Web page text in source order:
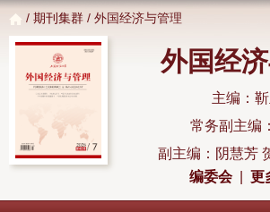
/ 期刊集群 / 外国经济与管理
外国经
主编：
常务副主编
副主编：阴慧芳
编委会|更